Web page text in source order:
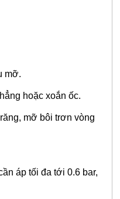
mỡ.
hoặc xoắn ốc.
mỡ bôi trơn vòng
áp tối đa tới 0.6 bar,